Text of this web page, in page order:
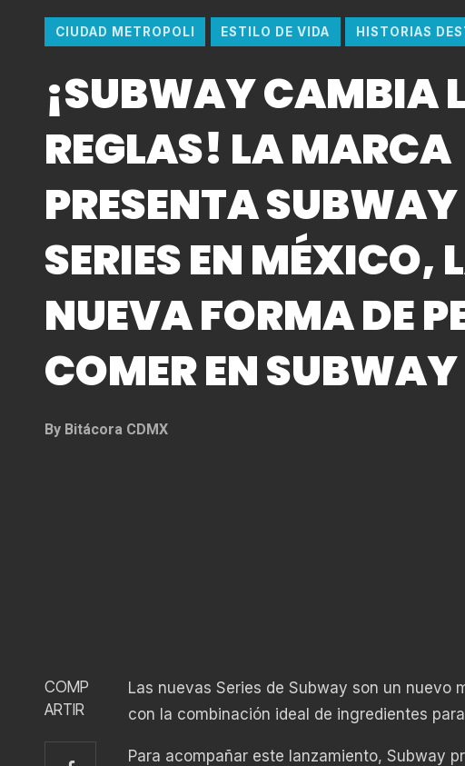
CIUDAD METROPOLI ESTILO DE VIDA HISTORIAS
¡SUBWAY CAMBIA
REGLAS! LA MARCA
PRESENTA SUBWAY
SERIES EN MÉXICO,
NUEVA FORMA DE
COMER EN SUBWAY
By Bitácora CDMX
COMP
ARTIR
Las nuevas Series de Subway son un nuevo
con la combinación ideal de ingredientes
Para acompañar este lanzamiento, Subway